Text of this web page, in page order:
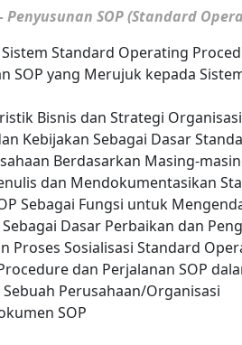
Penyusunan SOP (Standard
Standard Operating
SOP yang Merujuk kepada
Bisnis dan Strategi Organisasi
Kebijakan Sebagai Dasar
Berdasarkan Masing-
dan Mendokumentasikan
Sebagai Fungsi untuk
Dasar Perbaikan dan
Proses Sosialisasi Standard
dan Perjalanan SOP
Perusahaan/Organisasi
SOP